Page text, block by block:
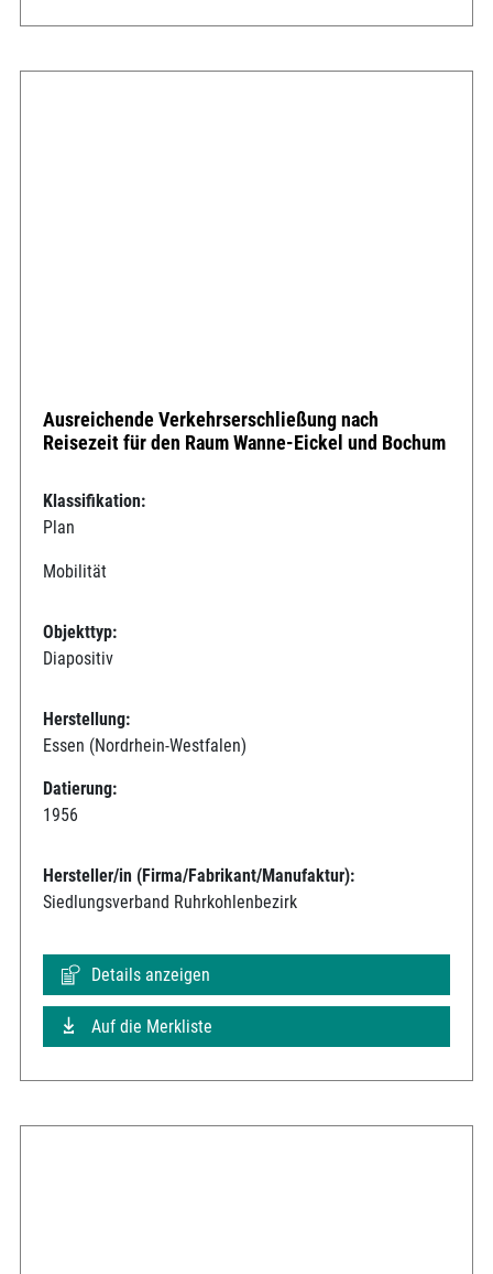
Ausreichende Verkehrserschließung nach
Reisezeit für den Raum Wanne-Eickel und Bochum
Klassifikation:
Plan
Mobilität
Objekttyp:
Diapositiv
Herstellung:
Essen (Nordrhein-Westfalen)
Datierung:
1956
Hersteller/in (Firma/Fabrikant/Manufaktur):
Siedlungsverband Ruhrkohlenbezirk
Details anzeigen
Auf die Merkliste